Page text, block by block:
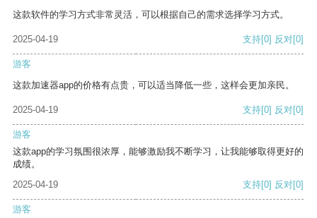
这款软件的学习方式非常灵活，可以根据自己的需求选择学习方式。
2025-04-19 支持[0] 反对[0]
游客
这款加速器app的价格有点贵，可以适当降低一些，这样会更加亲民。
2025-04-19 支持[0] 反对[0]
游客
这款app的学习氛围很浓厚，能够激励我不断学习，让我能够取得更好的
成绩。
2025-04-19
支持[0] 反对[0]
游客